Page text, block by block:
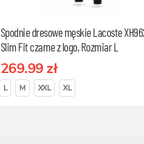
Spodnie dresowe męskie Lacoste
Slim Fit czarne z logo, Rozmiar L
269.99 zł
L M XXL XL